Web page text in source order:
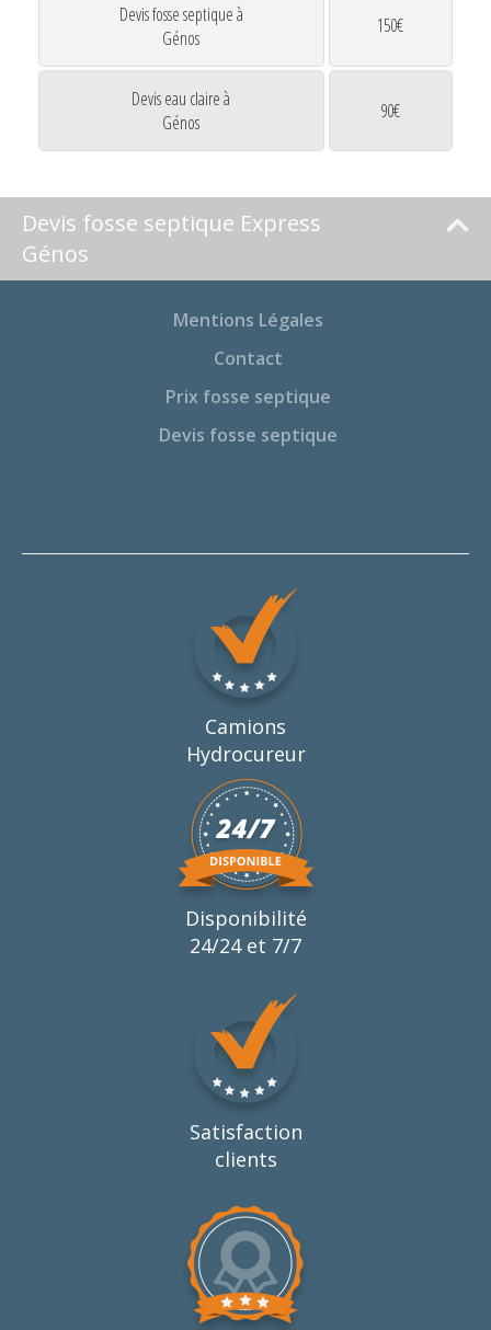
Devis fosse septique à
Génos
150€
Devis eau claire à
Génos
90€
Devis fosse septique Express
Génos
Mentions Légales
Contact
Prix fosse septique
Devis fosse septique
Camions
Hydrocureur
Disponibilité
24/24 et 7/7
Satisfaction
clients